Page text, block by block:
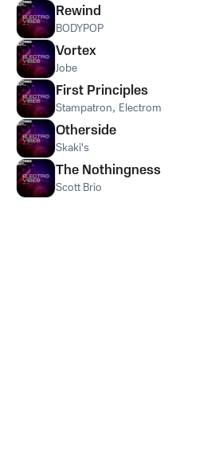
Rewind
BODYPOP
Vortex
Jobe
First Principles
Stampatron, Electrom
Otherside
Skaki's
The Nothingness
Scott Brio